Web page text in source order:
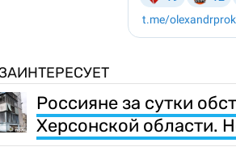
Россияне за сутки
Херсонской области.